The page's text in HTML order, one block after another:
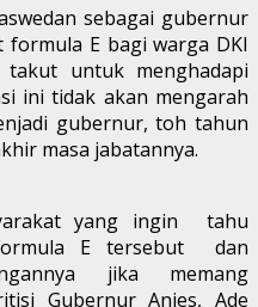
sebagai gubernur
formula E bagi warga DKI
untuk menghadapi
ini tidak akan mengarah
gubernur, toh tahun
masa jabatannya.
yang ingin tahu
E tersebut dan
jika memang
Gubernur Anies, Ade